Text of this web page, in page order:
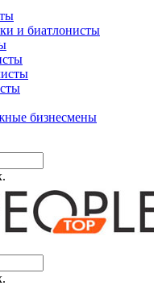
и биатлонисты
бизнесмены